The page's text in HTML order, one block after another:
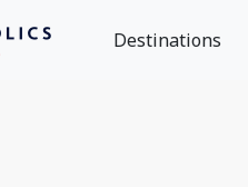
Destinations